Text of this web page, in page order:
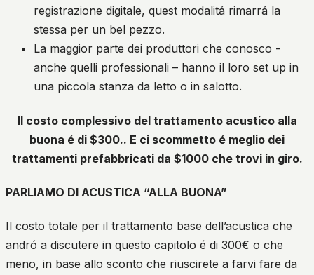
registrazione digitale, quest modalitá rimarrá la
stessa per un bel pezzo.
La maggior parte dei produttori che conosco -
anche quelli professionali – hanno il loro set up in
una piccola stanza da letto o in salotto.
Il costo complessivo del trattamento acustico alla
buona é di $300.. E ci scommetto é meglio dei
trattamenti prefabbricati da $1000 che trovi in giro.
PARLIAMO DI ACUSTICA “ALLA BUONA”
Il costo totale per il trattamento base dell’acustica che
andró a discutere in questo capitolo é di 300€ o che
meno, in base allo sconto che riuscirete a farvi fare da